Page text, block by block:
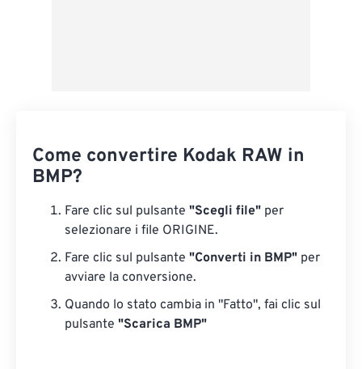
Come convertire Kodak RAW in
BMP?
Fare clic sul pulsante "Scegli file" per
selezionare i file ORIGINE.
Fare clic sul pulsante "Converti in BMP" per
avviare la conversione.
Quando lo stato cambia in "Fatto", fai clic sul
pulsante "Scarica BMP"